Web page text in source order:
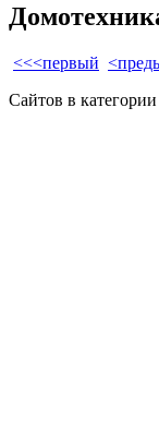
<<<первый
Сайтов в